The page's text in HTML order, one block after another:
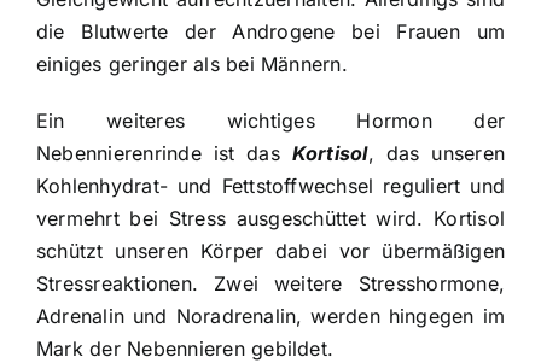
die Blutwerte der Androgene bei Frauen um
einiges geringer als bei Männern.
Ein weiteres wichtiges Hormon der
Nebennierenrinde ist das Kortisol, das unseren
Kohlenhydrat- und Fettstoffwechsel reguliert und
vermehrt bei Stress ausgeschüttet wird. Kortisol
schützt unseren Körper dabei vor übermäßigen
Stressreaktionen. Zwei weitere Stresshormone,
Adrenalin und Noradrenalin, werden hingegen im
Mark der Nebennieren gebildet.